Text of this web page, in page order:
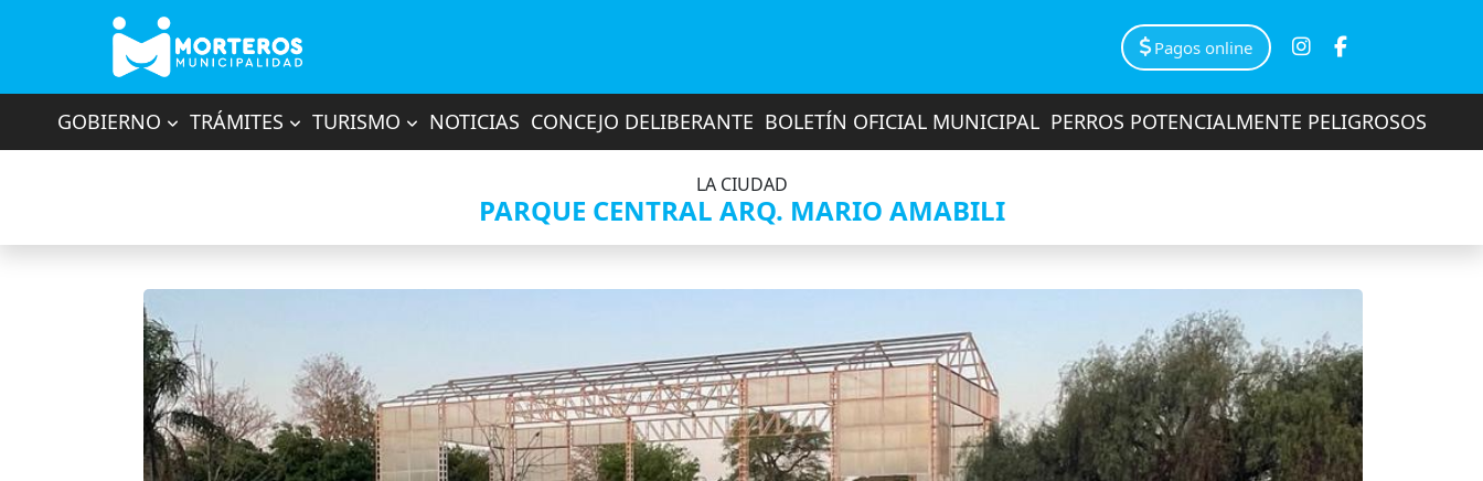
Pagos online
GOBIERNO TRÁMITES TURISMO NOTICIAS CONCEJO DELIBERANTE BOLETÍN OFICIAL MUNICIPAL PERROS POTENCIALMENTE PELIGROSOS
LA CIUDAD
PARQUE CENTRAL ARQ. MARIO AMABILI